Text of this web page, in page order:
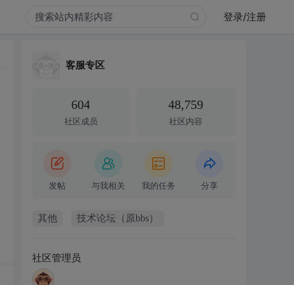
登录/注册
客服专区
604
社区成员
48,759
社区内容
发帖 与我相关 我的任务 分享
其他 技术论坛（原bbs）
社区管理员